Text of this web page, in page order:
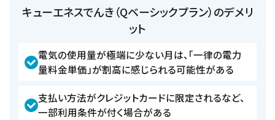
キューエネスでんき（Qベーシックプラン）のデメリ
ット
電気の使用量が極端に少ない月は、「一律の電力
量料金単価」が割高に感じられる可能性がある
支払い方法がクレジットカードに限定されるなど、
一部利用条件が付く場合がある